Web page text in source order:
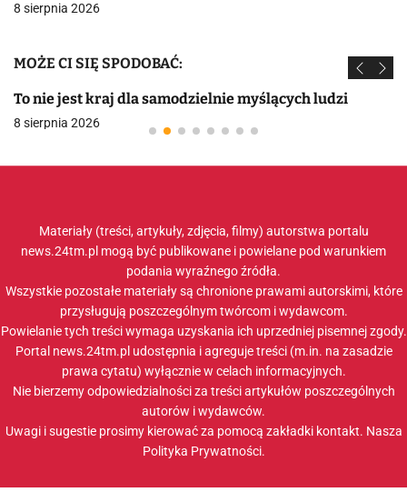
8 sierpnia 2026
MOŻE CI SIĘ SPODOBAĆ:
To nie jest kraj dla samodzielnie myślących ludzi
8 sierpnia 2026
Materiały (treści, artykuły, zdjęcia, filmy) autorstwa portalu
news.24tm.pl mogą być publikowane i powielane pod warunkiem
podania wyraźnego źródła.
Wszystkie pozostałe materiały są chronione prawami autorskimi, które
przysługują poszczególnym twórcom i wydawcom.
Powielanie tych treści wymaga uzyskania ich uprzedniej pisemnej zgody.
Portal news.24tm.pl udostępnia i agreguje treści (m.in. na zasadzie
prawa cytatu) wyłącznie w celach informacyjnych.
Nie bierzemy odpowiedzialności za treści artykułów poszczególnych
autorów i wydawców.
Uwagi i sugestie prosimy kierować za pomocą zakładki kontakt. Nasza
Polityka Prywatności.